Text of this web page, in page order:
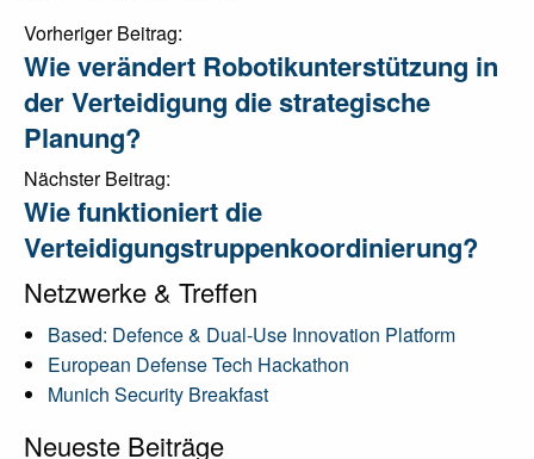
Post
navigation
Vorheriger Beitrag:
Wie verändert Robotikunterstützung in
der Verteidigung die strategische
Planung?
Nächster Beitrag:
Wie funktioniert die
Verteidigungstruppenkoordinierung?
Netzwerke & Treffen
Based: Defence & Dual-Use Innovation Platform
European Defense Tech Hackathon
Munich Security Breakfast
Neueste Beiträge